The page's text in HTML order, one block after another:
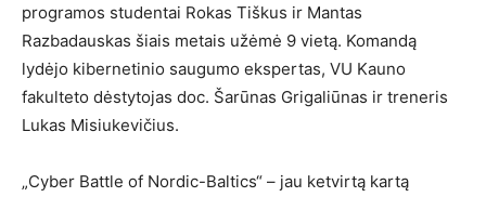
programos studentai Rokas Tiškus ir Mantas
Razbadauskas šiais metais užėmė 9 vietą. Komandą
lydėjo kibernetinio saugumo ekspertas, VU Kauno
fakulteto dėstytojas doc. Šarūnas Grigaliūnas ir treneris
Lukas Misiukevičius.
„Cyber Battle of Nordic-Baltics“ – jau ketvirtą kartą